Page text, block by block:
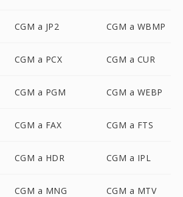
CGM a JP2 CGM a WBMP
CGM a PCX CGM a CUR
CGM a PGM CGM a WEBP
CGM a FAX CGM a FTS
CGM a HDR CGM a IPL
CGM a MNG CGM a MTV